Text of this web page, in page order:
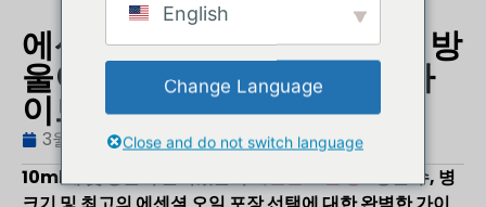
에센셜 오일 10ml 병에는 몇 방
울이 들어 있나요? 방울 수 가
이드
3월 15, 2026 블로그, 제품 지식
휴고
10ml에 몇 방울이 들어있는지에센셜 오일 병? 방울 수, 병
English
Change Language
Close and do not switch language